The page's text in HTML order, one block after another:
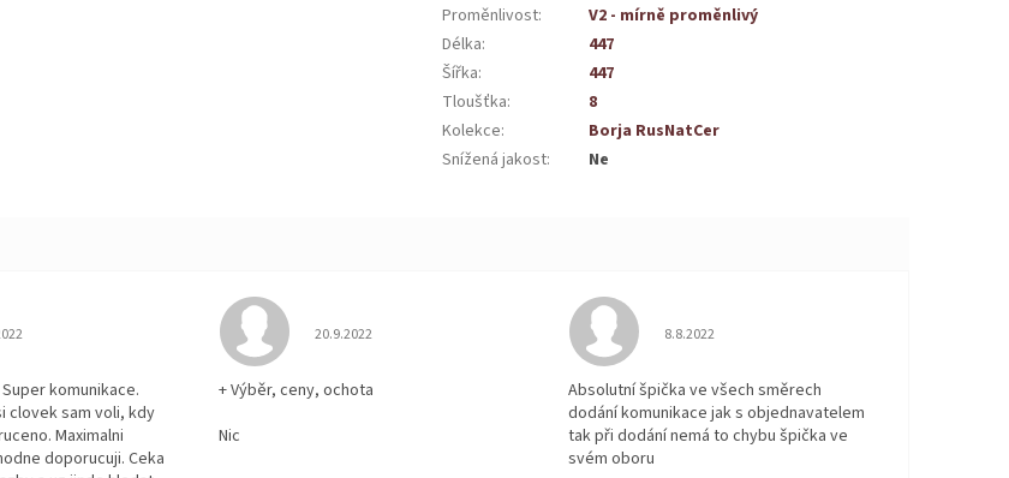
Proměnlivost:
V2 - mírně proměnlivý
Délka:
447
Šířka:
447
Tloušťka:
8
Kolekce:
Borja RusNatCer
Snížená jakost: Ne
obchodu je 5 z 5 hvězdiček.
komunikace.
clovek sam voli, kdy
Maximalni
doporucuji. Ceka
Hodnocení obchodu je 5 z 5 hvězdiček.
20.9.2022
+ Výběr, ceny, ochota
Nic
Hodnocení obchodu je 5 z 5 hvězdiček.
8.8.2022
Absolutní špička ve všech směrech
dodání komunikace jak s objednavatelem
tak při dodání nemá to chybu špička ve
svém oboru